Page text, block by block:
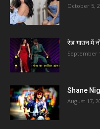
October 5,
रेड गाउन में
September
Shane
August 17,